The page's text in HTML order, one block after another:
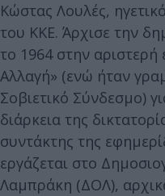
Κώστας Λουλές,
του ΚΚΕ. Άρχισε την
το 1964 στην
Αλλαγή» (ενώ ήταν
Σοβιετικό Σύνδεσμο)
διάρκεια της
συντάκτης της
εργάζεται στο
Λαμπράκη (ΔΟΛ),